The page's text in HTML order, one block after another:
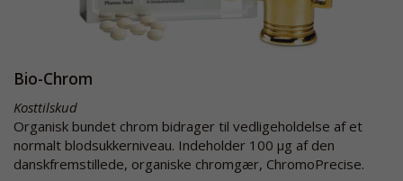
Bio-Chrom
Kosttilskud
Organisk bundet chrom bidrager til vedligeholdelse af et
normalt blodsukkerniveau. Indeholder 100 µg af den
danskfremstillede, organiske chromgær, ChromoPrecise.